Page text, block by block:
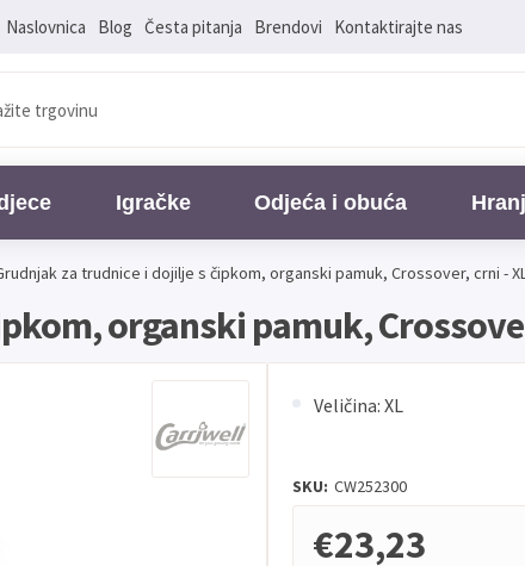
Naslovnica Blog Česta pitanja Brendovi Kontaktirajte nas
Igračke Odjeća i obuća
za trudnice i dojilje s čipkom, organski pamuk, Crossover, crni -
organski pamuk,
Veličina: XL
SKU: CW252300
€23,23